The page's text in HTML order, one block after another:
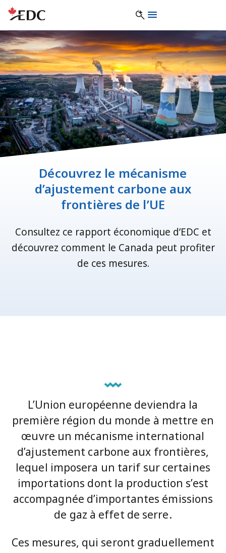
Découvrez le mécanisme
d’ajustement carbone aux
frontières de l’UE
Consultez ce rapport économique d’EDC et
découvrez comment le Canada peut profiter
de ces mesures.
L’Union européenne deviendra la
première région du monde à mettre en
œuvre un mécanisme international
d’ajustement carbone aux frontières,
lequel imposera un tarif sur certaines
importations dont la production s’est
accompagnée d’importantes émissions
de gaz à effet de serre.
Ces mesures, qui seront graduellement